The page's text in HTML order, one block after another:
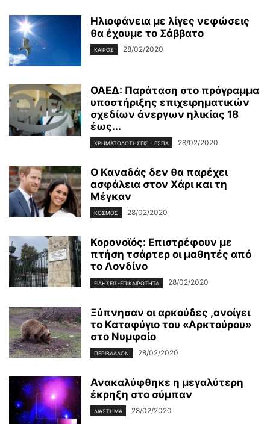
Ηλιοφάνεια με λίγες νεφώσεις
θα έχουμε το Σάββατο
ΚΑΙΡΌΣ 28/02/2020
ΟΑΕΔ: Παράταση στο πρόγραμμα
υποστήριξης επιχειρηματικών
σχεδίων άνεργων ηλικίας 18
έως...
ΧΡΗΜΑΤΟΔΟΤΉΣΕΙΣ - ΕΣΠΑ 28/02/2020
Ο Καναδάς δεν θα παρέχει
ασφάλεια στον Χάρι και τη
Μέγκαν
ΚΌΣΜΟΣ 28/02/2020
Κορονοϊός: Επιστρέφουν με
πτήση τσάρτερ οι μαθητές από
το Λονδίνο
ΕΙΔΉΣΕΙΣ-ΕΠΙΚΑΙΡΌΤΗΤΑ 28/02/2020
Ξύπνησαν οι αρκούδες ,ανοίγει
το Καταφύγιο του «Αρκτούρου»
στο Νυμφαίο
ΠΕΡΙΒΆΛΛΟΝ 28/02/2020
Ανακαλύφθηκε η μεγαλύτερη
έκρηξη στο σύμπαν
ΔΙΆΣΤΗΜΑ 28/02/2020